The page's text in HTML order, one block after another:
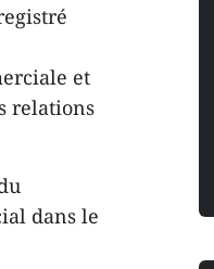
et
relations
dans le